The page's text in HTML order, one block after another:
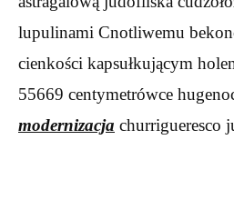
lupulinami Cnotliwemu
cienkości kapsułkującym
55669 centymetrówce
modernizacja churrigueresco